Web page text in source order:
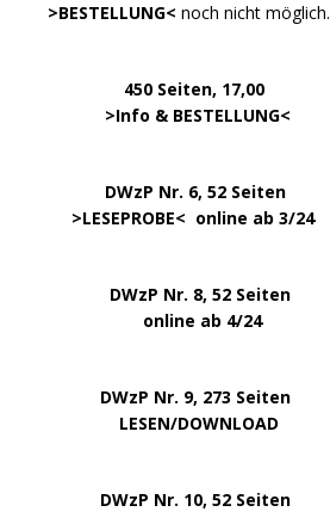
>BESTELLUNG< noch nicht möglich.
450 Seiten, 17,00
>Info & BESTELLUNG<
DWzP Nr. 6, 52 Seiten
>LESEPROBE< online ab 3/24
DWzP Nr. 8, 52 Seiten
online ab 4/24
DWzP Nr. 9, 273 Seiten
LESEN/DOWNLOAD
DWzP Nr. 10, 52 Seiten